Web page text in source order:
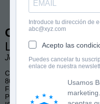
Introduce tu dirección de
abc@xyz.com
Acepto las
Puedes cancelar tu
enlace de nuestra
Usamos
Olivia Wolf 4
La asombrosa
José Fragoso
Cómic
80 páginas, color
Fantasía, Pandilla, Humor
Publicado por Nubeocho